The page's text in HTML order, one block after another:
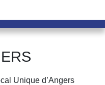
Unique d’Angers